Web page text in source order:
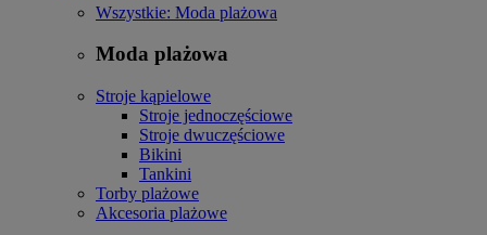
Wszystkie: Moda plażowa
Moda plażowa
Stroje kąpielowe
Stroje jednoczęściowe
Stroje dwuczęściowe
Bikini
Tankini
Torby plażowe
Akcesoria plażowe